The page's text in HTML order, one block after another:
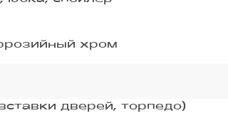
хром
дверей, торпедо)